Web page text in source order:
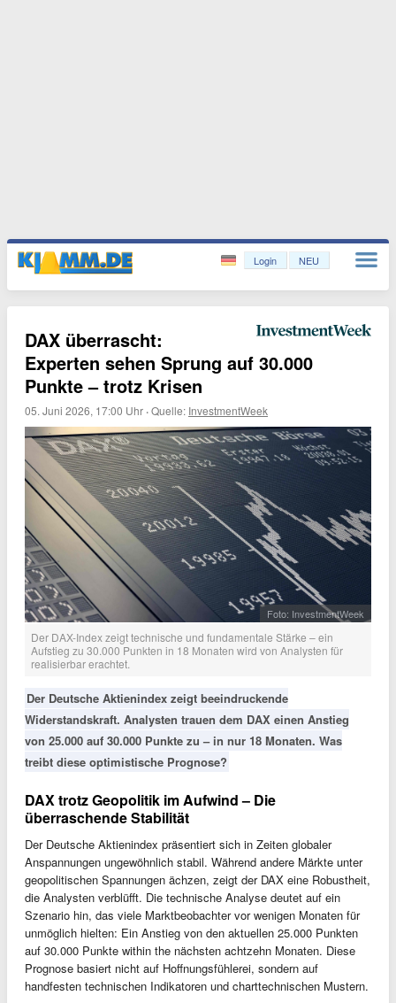
Login NEU
DAX überrascht:
Experten sehen Sprung auf 30.000
Punkte – trotz Krisen
05. Juni 2026, 17:00 Uhr ·Quelle: InvestmentWeek
Foto: InvestmentWeek
Der DAX-Index zeigt technische und fundamentale Stärke – ein
Aufstieg zu 30.000 Punkten in 18 Monaten wird von Analysten für
realisierbar erachtet.
Der Deutsche Aktienindex zeigt beeindruckende
Widerstandskraft. Analysten trauen dem DAX einen Anstieg
von 25.000 auf 30.000 Punkte zu – in nur 18 Monaten. Was
treibt diese optimistische Prognose?
DAX trotz Geopolitik im Aufwind – Die
überraschende Stabilität
Der Deutsche Aktienindex präsentiert sich in Zeiten globaler
Anspannungen ungewöhnlich stabil. Während andere Märkte unter
geopolitischen Spannungen ächzen, zeigt der DAX eine Robustheit,
die Analysten verblüfft. Die technische Analyse deutet auf ein
Szenario hin, das viele Marktbeobachter vor wenigen Monaten für
unmöglich hielten: Ein Anstieg von den aktuellen 25.000 Punkten
auf 30.000 Punkte within the nächsten achtzehn Monaten. Diese
Prognose basiert nicht auf Hoffnungsfühlerei, sondern auf
handfesten technischen Indikatoren und charttechnischen Mustern.